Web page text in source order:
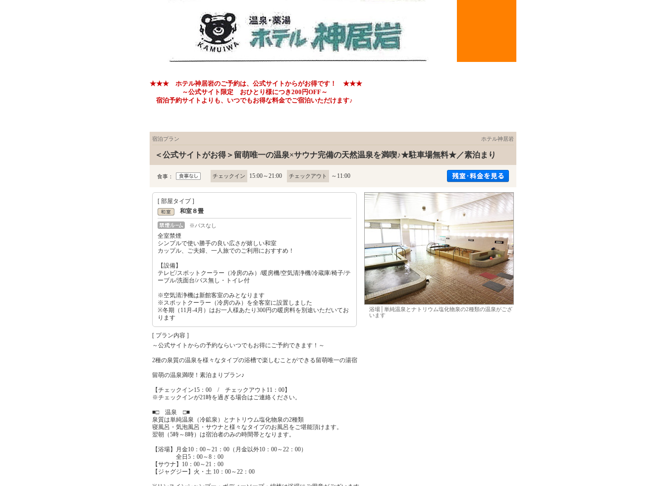
★★★ ホテル神居岩のご予約は、公式サイトからがお得です！ ★★★
～公式サイト限定 おひとり様につき200円OFF～
宿泊予約サイトよりも、いつでもお得な料金でご宿泊いただけます♪
宿泊プラン ホテル神居岩
＜公式サイトがお得＞留萌唯一の温泉×サウナ完備の天然温泉を満喫♪★駐車場無料★／素泊まり
食事： チェックイン 15:00～21:00 チェックアウト ～11:00
[ 部屋タイプ ]
和室８畳
※バスなし
全室禁煙
シンプルで使い勝手の良い広さが嬉しい和室
カップル、ご夫婦、一人旅でのご利用におすすめ！
【設備】
テレビ/スポットクーラー（冷房のみ）/暖房機/空気清浄機/冷蔵庫/椅子/テ
ーブル/洗面台/バス無し・トイレ付
※空気清浄機は新館客室のみとなります
※スポットクーラー（冷房のみ）を全客室に設置しました
※冬期（11月-4月）はお一人様あたり300円の暖房料を別途いただいてお
ります
浴場│単純温泉とナトリウム塩化物泉の2種類の温泉がござ
います
[ プラン内容 ]
～公式サイトからの予約ならいつでもお得にご予約できます！～
2種の泉質の温泉を様々なタイプの浴槽で楽しむことができる留萌唯一の湯宿
留萌の温泉満喫！素泊まりプラン♪
【チェックイン15：00 / チェックアウト11：00】
※チェックインが21時を過ぎる場合はご連絡ください。
■□ 温泉 □■
泉質は単純温泉（冷鉱泉）とナトリウム塩化物泉の2種類
寝風呂・気泡風呂・サウナと様々なタイプのお風呂をご堪能頂けます。
翌朝（5時～8時）は宿泊者のみの時間帯となります。
【浴場】月金10：00～21：00（月金以外10：00～22：00）
全日5：00～8：00
【サウナ】10：00～21：00
【ジャグジー】火・土 10：00～22：00